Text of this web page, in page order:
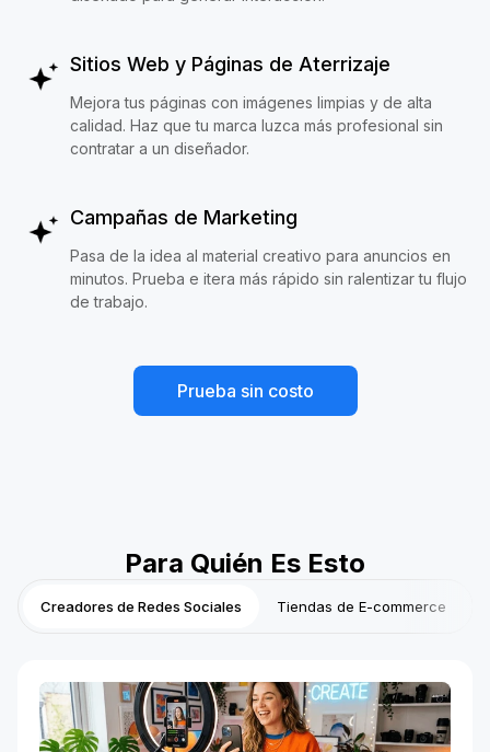
Sitios Web y Páginas de Aterrizaje
Mejora tus páginas con imágenes limpias y de alta
calidad. Haz que tu marca luzca más profesional sin
contratar a un diseñador.
Campañas de Marketing
Pasa de la idea al material creativo para anuncios en
minutos. Prueba e itera más rápido sin ralentizar tu flujo
de trabajo.
Prueba sin costo
Para Quién Es Esto
Creadores de Redes Sociales Tiendas de E-commerce